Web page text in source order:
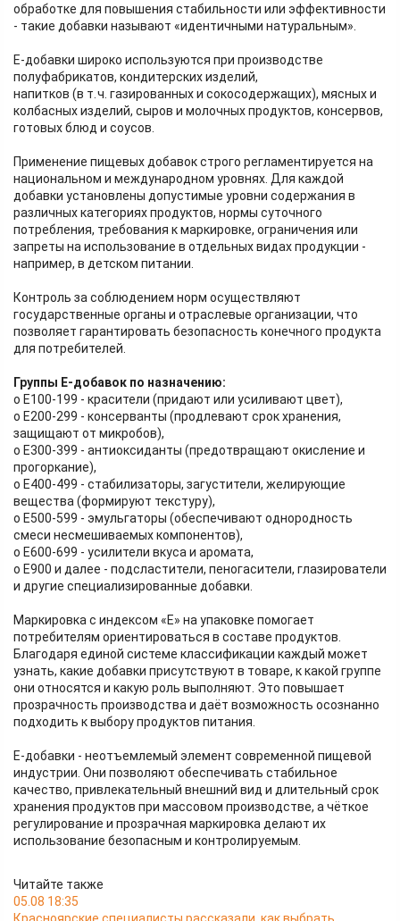
обработке для повышения стабильности или эффективности
- такие добавки называют «идентичными натуральным».
Е‑добавки широко используются при производстве
полуфабрикатов, кондитерских изделий,
напитков (в т. ч. газированных и сокосодержащих), мясных и
колбасных изделий, сыров и молочных продуктов, консервов,
готовых блюд и соусов.
Применение пищевых добавок строго регламентируется на
национальном и международном уровнях. Для каждой
добавки установлены допустимые уровни содержания в
различных категориях продуктов, нормы суточного
потребления, требования к маркировке, ограничения или
запреты на использование в отдельных видах продукции -
например, в детском питании.
Контроль за соблюдением норм осуществляют
государственные органы и отраслевые организации, что
позволяет гарантировать безопасность конечного продукта
для потребителей.
Группы Е‑добавок по назначению:
o Е100-199 - красители (придают или усиливают цвет),
o Е200-299 - консерванты (продлевают срок хранения,
защищают от микробов),
o Е300-399 - антиоксиданты (предотвращают окисление и
прогоркание),
o Е400-499 - стабилизаторы, загустители, желирующие
вещества (формируют текстуру),
o Е500-599 - эмульгаторы (обеспечивают однородность
смеси несмешиваемых компонентов),
o Е600-699 - усилители вкуса и аромата,
o Е900 и далее - подсластители, пеногасители, глазирователи
и другие специализированные добавки.
Маркировка с индексом «Е» на упаковке помогает
потребителям ориентироваться в составе продуктов.
Благодаря единой системе классификации каждый может
узнать, какие добавки присутствуют в товаре, к какой группе
они относятся и какую роль выполняют. Это повышает
прозрачность производства и даёт возможность осознанно
подходить к выбору продуктов питания.
Е‑добавки - неотъемлемый элемент современной пищевой
индустрии. Они позволяют обеспечивать стабильное
качество, привлекательный внешний вид и длительный срок
хранения продуктов при массовом производстве, а чёткое
регулирование и прозрачная маркировка делают их
использование безопасным и контролируемым.
Читайте также
05.08 18:35